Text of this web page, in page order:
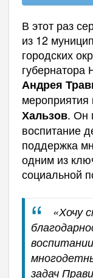
В этот раз
из 12
городских
губернатора
Андрея
мероприятия
Хальзов. Он
воспитание
поддержка
одним из
социальной
«Хочу
задач